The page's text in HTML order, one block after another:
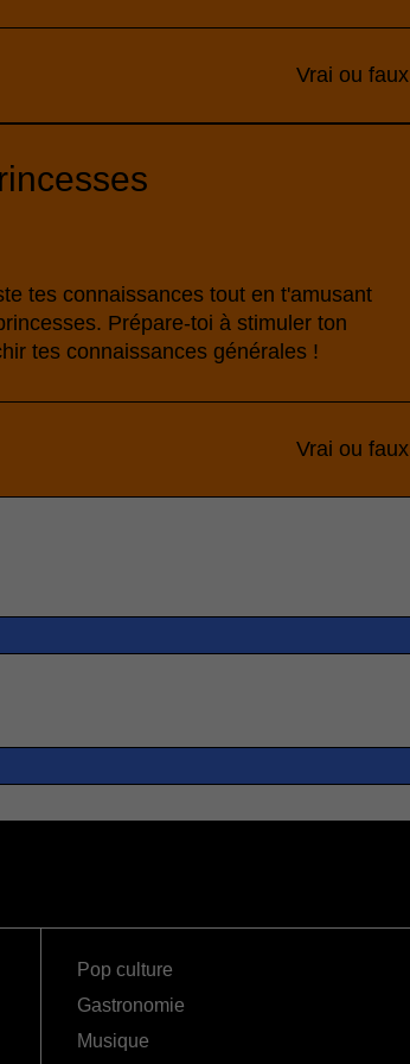
Vrai ou faux
tes connaissances tout en t'amusant
Prépare-toi à stimuler ton
tes connaissances générales !
Vrai ou faux
Pop culture
Gastronomie
Musique